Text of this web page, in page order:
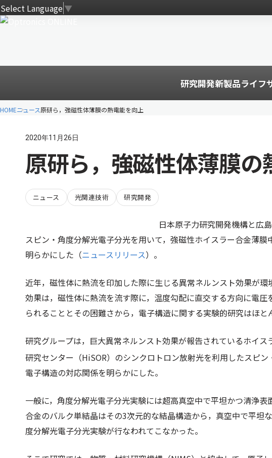
Select Language▼
研究開発新製品ライフ
HOMEニュース原研ら，強磁性体薄膜の熱電能を向上
2020年11月26日
原研ら，強磁性体薄膜の
ニュース 光関連技術 研究開発
日本原子力研究開発機構と広
スピン・角度分解光電子分光を用いて，強磁性ホイスラー合金薄
明らかにした（ニュースリリース）。
近年，磁性体に熱流を印加した際に生じる異常ネルンスト効果が
効果は，磁性体に熱流を流す際に，温度勾配に直交する方向に電
られることとその困難さから，電子構造に関する実験的研究はほと
研究グループは，巨大異常ネルンスト効果が報告されているホイス
研究センター（HiSOR）のシンクロトロン放射光を利用したスピ
電子構造の対応関係を明らかにした。
一般に，角度分解光電子分光実験には超高真空中で平坦かつ清浄
合金のバルク単結晶はその3次元的な結晶構造から，真空中で平坦
度分解光電子分光実験が行なわれてこなかった。